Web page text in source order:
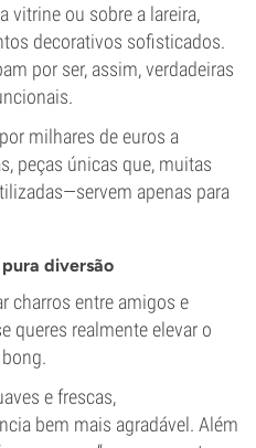
vitrine ou sobre a lareira,
decorativos sofisticados.
por ser, assim, verdadeiras
milhares de euros a
peças únicas que, muitas
apenas para
diversão
charros entre amigos e
queres realmente elevar o
e frescas,
bem mais agradável. Além